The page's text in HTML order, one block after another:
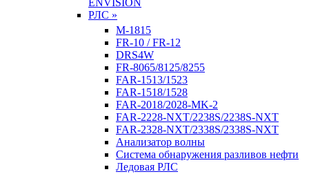
РЛС »
M-1815
FR-10 / FR-12
DRS4W
FR-8065/8125/8255
FAR-1513/1523
FAR-1518/1528
FAR-2018/2028-MK-2
FAR-2228-NXT/2238S/2238S-NXT
FAR-2328-NXT/2338S/2338S-NXT
Анализатор волны
Система обнаружения разливов нефти
Ледовая РЛС